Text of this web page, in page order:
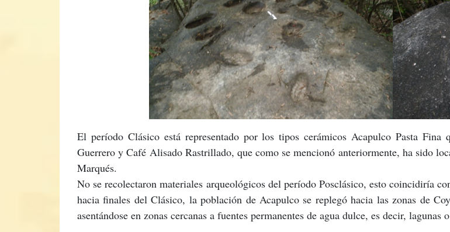
El período Clásico está representado por los tipos cerámicos Acapulco Pasta
Guerrero y Café Alisado Rastrillado, que como se mencionó anteriormente, ha sido
Marqués.
No se recolectaron materiales arqueológicos del período Posclásico, esto coincidiría
hacia finales del Clásico, la población de Acapulco se replegó hacia las zonas de
asentándose en zonas cercanas a fuentes permanentes de agua dulce, es decir, lagunas